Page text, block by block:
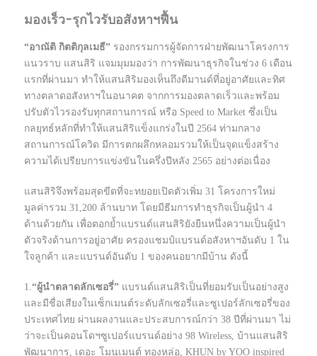
มองเร็ว-รุกไวรับอสังหาฯฟื้น
“อาณัติ กิตติกุลเมธี” รองกรรมการผู้จัดการฝ่ายพัฒนาโครงการ
แนวราบ แสนสิริ แจมมุมมองว่า การพัฒนาธุรกิจในช่วง 6 เดือน
แรกที่ผ่านมา ทำให้แสนสิริมองเห็นถึงดีมานด์ที่อยู่อาศัยและทิศ
ทางตลาดอสังหาฯในอนาคต จากการมองตลาดเร็วและพร้อม
ปรับตัวไวรองรับทุกสถานการณ์ หรือ Speed to Market ซึ่งเป็น
กลยุทธ์หลักที่ทำให้แสนสิริแข็งแกร่งในปี 2564 ท่ามกลาง
สถานการณ์โควิด มีการตกผลึกหลอมรวมให้เป็นจุดแข็งสร้าง
ความได้เปรียบการแข่งขันในครึ่งปีหลัง 2565 อย่างต่อเนื่อง
แสนสิริจึงพร้อมสุดขีดที่จะทยอยเปิดตัวเพิ่ม 31 โครงการใหม่
มูลค่ารวม 31,200 ล้านบาท โดยมีธีมการทำธุรกิจเป็นผู้นำ 4
ด้านด้วยกัน เพื่อตอกย้ำแบรนด์แสนสิริยังยืนหนึ่งความเป็นผู้นำ
ตัวจริงด้านการอยู่อาศัย ครองแชมป์แบรนด์อสังหาฯอันดับ 1 ใน
ใจลูกค้า และแบรนด์อันดับ 1 ของคนอยากมีบ้าน ดังนี้
1.“ผู้นำตลาดลักเซอรี่” แบรนด์แสนสิริเป็นที่ยอมรับเป็นอย่างสูง
และมีชื่อเสียงในเซ็กเมนต์ระดับลักเซอรี่และซูเปอร์ลักเซอรี่ของ
ประเทศไทย ผ่านผลงานและประสบการณ์กว่า 38 ปีที่ผ่านมา ไม่
ว่าจะเป็นคอนโดฯซูเปอร์แบรนด์อย่าง 98 Wireless, บ้านแสนสิริ
พัฒนาการ, เดอะ โมนูเมนต์ ทองหล่อ, KHUN by YOO inspired